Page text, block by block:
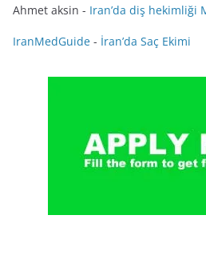
Ahmet aksin - Iran’da diş hekimliği
IranMedGuide - İran’da Saç Ekimi